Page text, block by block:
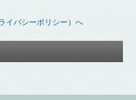
イバシーポリシー）へ